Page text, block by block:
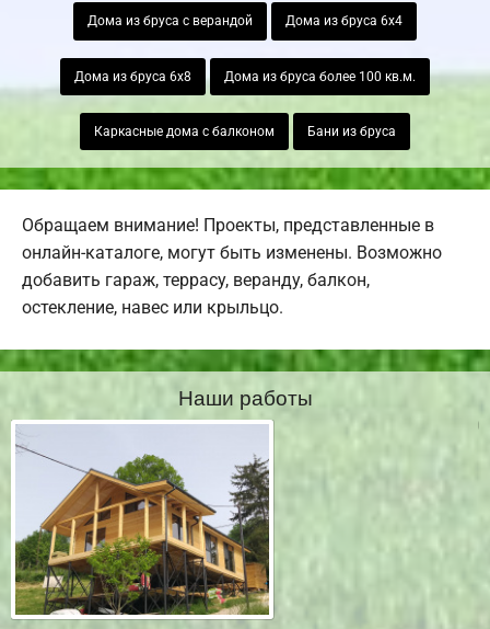
Дома из бруса с верандой Дома из бруса 6х4
Дома из бруса 6х8 Дома из бруса более 100 кв.м.
Каркасные дома с балконом Бани из бруса
Обращаем внимание! Проекты, представленные в
онлайн-каталоге, могут быть изменены. Возможно
добавить гараж, террасу, веранду, балкон,
остекление, навес или крыльцо.
Наши работы